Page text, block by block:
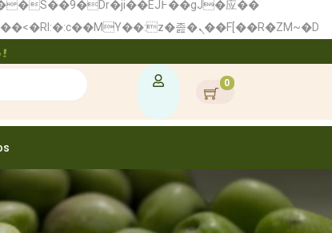
矁[��x�ZM~�n"��IB؃��!'����Тѕ��+��(m��IK�ʭ�/|��ϐܢ��F[��x�ZMz�G�� %嬩�/c��������[[��<�RI:�:c��MΎ��:z�졾�ܢ��F[��R�ZM~�D
0